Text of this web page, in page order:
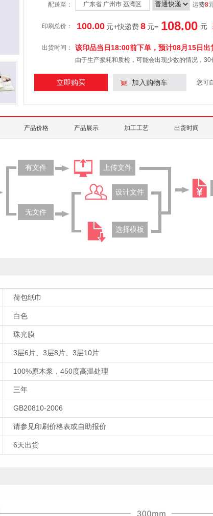
配送至： 广东省 广州市 荔湾区 运费8
印刷总价： 100.00 元+快递费8 元= 108.00 元
出货时间： 该印品当日18:00前下单，预计08月15日 出
由于生产损耗和质检，可能会出现少数的情况，
立即购买 加入购物车 您可
产品价格 产品展示 加工工艺 出货时间
有文件
无文件
上传文件
设计文件
选择模板
荷包纸巾
白色
珠光膜
3层6片、3层8片、3层10片
100%原木浆，450度高温处理
三年
GB20810-2006
请参见印刷价格表或自助报价
6天出货